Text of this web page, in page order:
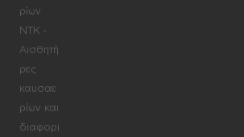
ρίων
NTK -
Αισθητή
ρες
καυσαε
ρίων και
διαφορι